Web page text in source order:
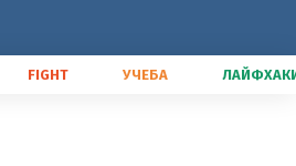
FIGHT УЧЕБА